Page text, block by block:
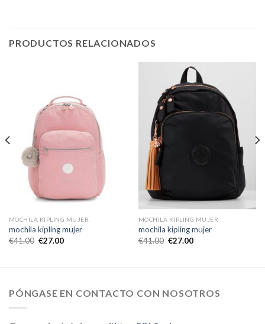
PRODUCTOS RELACIONADOS
MOCHILA KIPLING MUJER
mochila kipling mujer
€41.00 €27.00
MOCHILA KIPLING MUJER
mochila kipling mujer
€41.00 €27.00
PÓNGASE EN CONTACTO CON NOSOTROS